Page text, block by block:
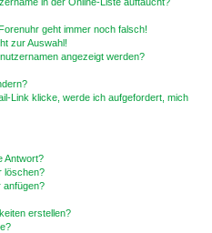
geht immer noch falsch!
zur Auswahl!
angezeigt werden?
Link klicke, werde ich aufgefordert, mich
Antwort?
löschen?
anfügen?
erstellen?